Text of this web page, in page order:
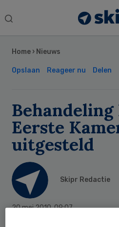
Search
Home › Nieuws
Opslaan Reageer nu Delen
Eerste
uitgesteld
Skipr Redactie
20 mei 2010,09:07
Sidebar